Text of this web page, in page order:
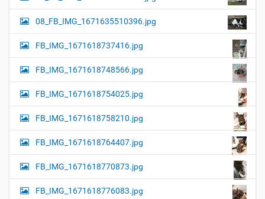
08_FB_IMG_1671635510396.jpg
FB_IMG_1671618737416.jpg
FB_IMG_1671618748566.jpg
FB_IMG_1671618754025.jpg
FB_IMG_1671618758210.jpg
FB_IMG_1671618764407.jpg
FB_IMG_1671618770873.jpg
FB_IMG_1671618776083.jpg